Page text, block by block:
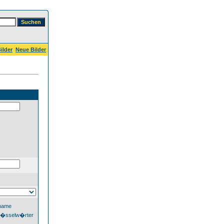
Neue Bilder